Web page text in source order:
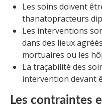
Les soins doivent
thanatopracteurs
Les interventions
dans des lieux
mortuaires ou les
La traçabilité des
intervention devant
Les contraintes